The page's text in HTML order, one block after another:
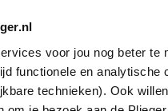
voor jou nog beter te
functionele en analytische
technieken). Ook
Overig
application/pdf,